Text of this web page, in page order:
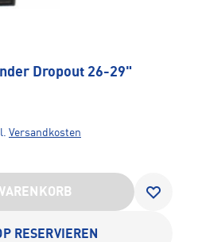
Dropout 26-29"
Versandkosten
RESERVIEREN